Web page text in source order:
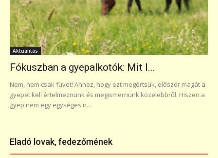
Aktualitás
Fókuszban a gyepalkotók: Mit l...
Nem, nem csak füvet! Ahhoz, hogy ezt megértsük, először magát a
gyepet kell értelmeznünk és megismernünk közelebbről. Hiszen a
gyep nem egy egységes n...
Eladó lovak, fedezőmének